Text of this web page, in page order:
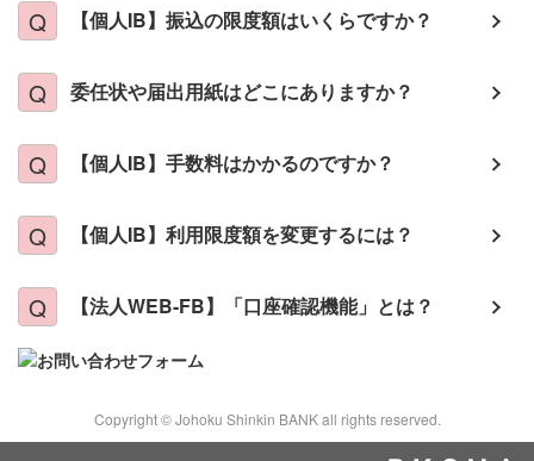
【個人IB】振込の限度額はいくらですか？
委任状や届出用紙はどこにありますか？
【個人IB】手数料はかかるのですか？
【個人IB】利用限度額を変更するには？
【法人WEB-FB】「口座確認機能」とは？
Copyright © Johoku Shinkin BANK all rights reserved.